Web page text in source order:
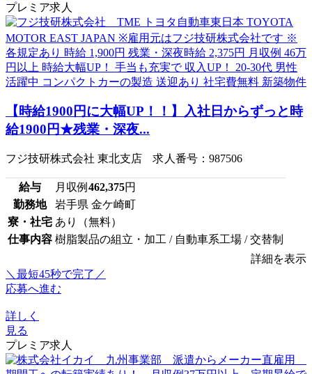
プレミア求人
【時給1900円に大幅UP！！】入社日からずっと時
給1900円★残業・深夜...
フジ技研株式会社 東北支店 求人番号：987506
給与 月収例 462,375円
勤務地
岩手県 金ケ崎町
寮・社宅 あり（無料）
仕事内容 樹脂製品の組立・加工 / 自動車系工場 / 交替制
詳細を表示
＼最短45秒で完了／
応募へ進む
詳しく
見る
プレミア求人